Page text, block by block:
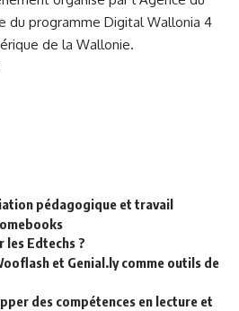
du programme Digital Wallonia 4
de la Wallonie.
pédagogique et travail
les Edtechs ?
et Genial.ly comme outils de
des compétences en lecture et